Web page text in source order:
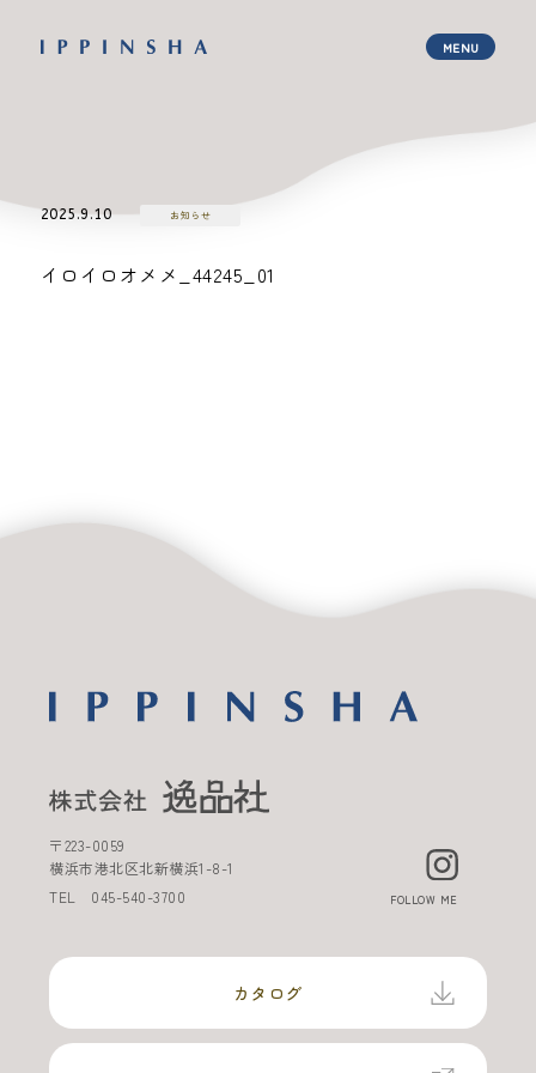
2025.9.10 お知らせ
イロイロオメメ_44245_01
〒223-0059
横浜市港北区北新横浜1-8-1
TEL 045-540-3700 FOLLOW ME
カタログ